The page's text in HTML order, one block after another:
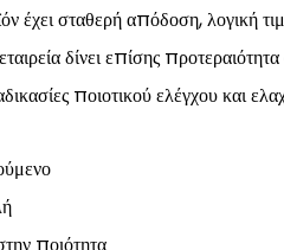
έχει σταθερή απόδοση, λογική
δίνει επίσης
ποιοτικού ελέγχου και
ποιότητα